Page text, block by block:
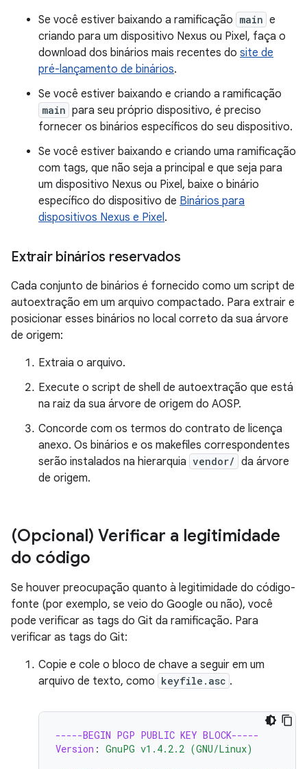
Se você estiver baixando a ramificação main e
criando para um dispositivo Nexus ou Pixel, faça o
download dos binários mais recentes do site de
pré-lançamento de binários.
Se você estiver baixando e criando a ramificação
main para seu próprio dispositivo, é preciso
fornecer os binários específicos do seu dispositivo.
Se você estiver baixando e criando uma ramificação
com tags, que não seja a principal e que seja para
um dispositivo Nexus ou Pixel, baixe o binário
específico do dispositivo de Binários para
dispositivos Nexus e Pixel.
Extrair binários reservados
Cada conjunto de binários é fornecido como um script de
autoextração em um arquivo compactado. Para extrair e
posicionar esses binários no local correto da sua árvore
de origem:
Extraia o arquivo.
Execute o script de shell de autoextração que está
na raiz da sua árvore de origem do AOSP.
Concorde com os termos do contrato de licença
anexo. Os binários e os makefiles correspondentes
serão instalados na hierarquia vendor/ da árvore
de origem.
(Opcional) Verificar a legitimidade
do código
Se houver preocupação quanto à legitimidade do código-
fonte (por exemplo, se veio do Google ou não), você
pode verificar as tags do Git da ramificação. Para
verificar as tags do Git:
Copie e cole o bloco de chave a seguir em um
arquivo de texto, como keyfile.asc .
-----BEGIN PGP PUBLIC KEY BLOCK-----
Version : GnuPG v1.4.2.2 (GNU/Linux)